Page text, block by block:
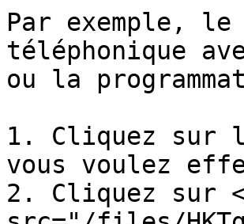
Par exemple, le
téléphonique
ou la
1. Cliquez sur
vous voulez
2. Cliquez sur